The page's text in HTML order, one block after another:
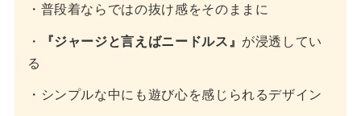
・普段着ならではの抜け感をそのままに
・ 『ジャージと言えばニードルス』 が浸透してい
る
・シンプルな中にも遊び心を感じられるデザイン